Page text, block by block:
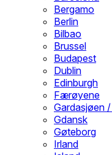
Bergamo
Berlin
Bilbao
Brussel
Budapest
Dublin
Edinburgh
Færøyene
Gardasjøen
Gdansk
Gøteborg
Irland